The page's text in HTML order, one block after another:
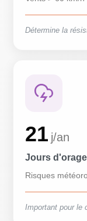
Détermine la
21 j/an
Jours d'orage
Risques
Important pour le